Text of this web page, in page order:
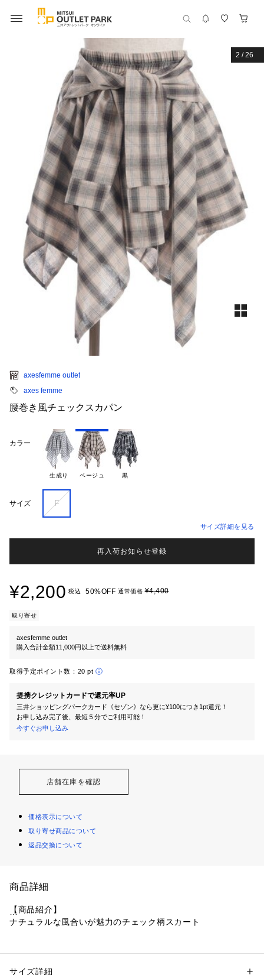
2 /26
axesfemme outlet
axes femme
腰巻き風チェックスカパン
カラー
生成り ベージュ 黒
サイズ F
サイズ詳細を見る
再入荷お知らせ登録
¥2,200 税込 50%OFF 通常価格¥4,400
取り寄せ
axesfemme outlet
購入合計金額11,000円以上で送料無料
取得予定ポイント数： 20 pt
提携クレジットカードで還元率UP
三井ショッピングパークカード《セゾン》なら更に¥100につき1pt還元！
お申し込み完了後、最短５分でご利用可能！
今すぐお申し込み
店舗在庫を確認
価格表示について
取り寄せ商品について
返品交換について
商品詳細
【商品紹介】
ナチュラルな風合いが魅力のチェック柄スカート
な裾がポイントで歩くたびにふらっと揺れて女性らしさを演出
サイズ詳細